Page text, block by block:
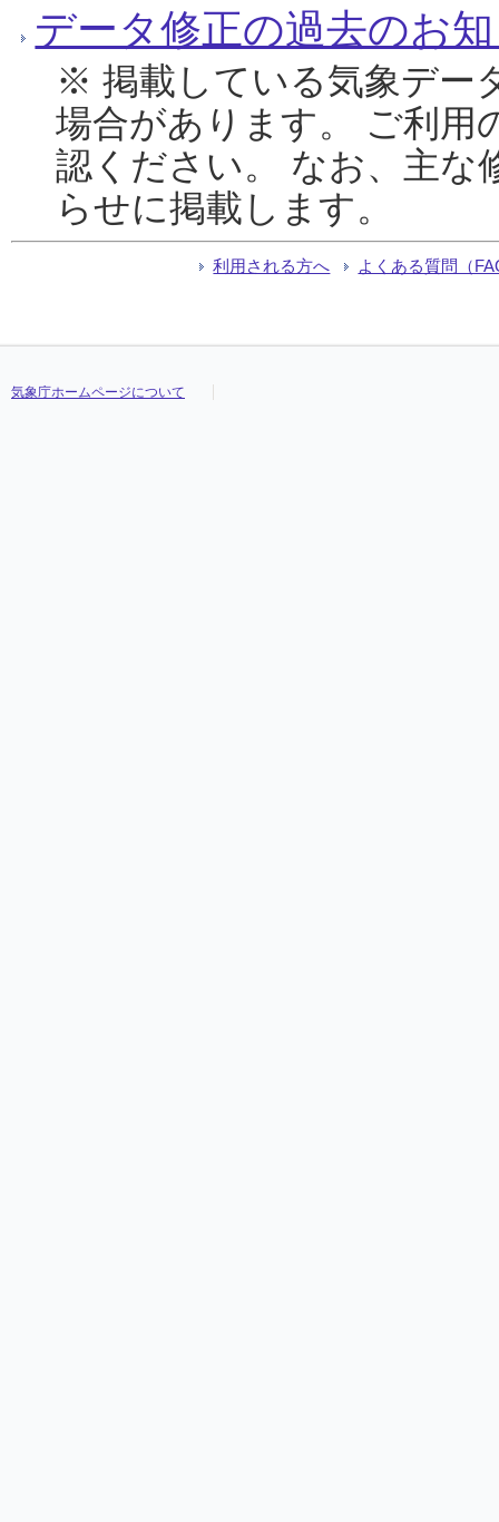
データ修正の過去のお
※ 掲載している気象デー
場合があります。 ご利用
認ください。 なお、主な
らせに掲載します。
利用される方へ よくある質問（
気象庁ホームページについて